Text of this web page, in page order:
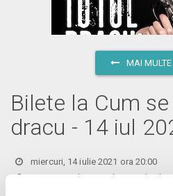
MAI
Bilete la Cum
dracu - 14 iul
miercuri, 14 iulie 2021 ora 20:00
Bucuresti, The Temple Social